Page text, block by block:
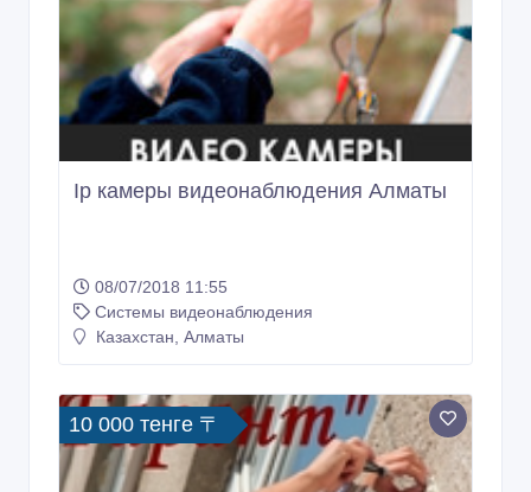
Системы видеонаблюдения
Казахстан, Алматы
Ip камеры видеонаблюдения Алматы